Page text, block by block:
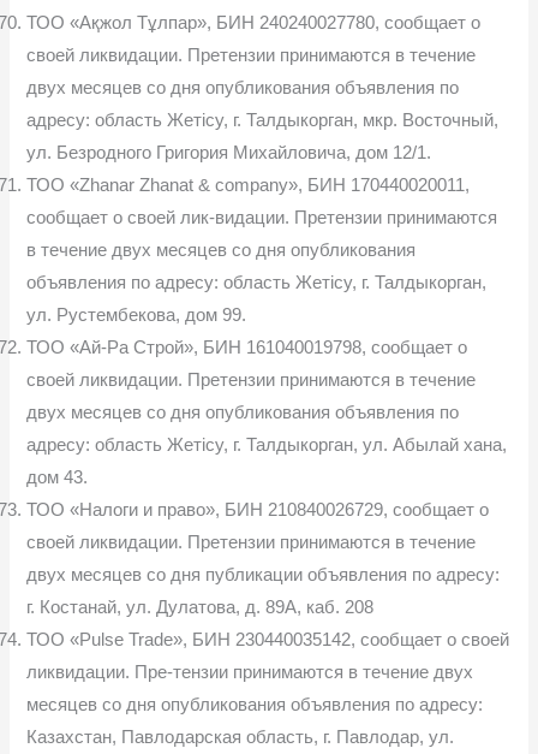
ТОО «Ақжол Тұлпар», БИН 240240027780, сообщает о
своей ликвидации. Претензии принимаются в течение
двух месяцев со дня опубликования объявления по
адресу: область Жетісу, г. Талдыкорган, мкр. Восточный,
ул. Безродного Григория Михайловича, дом 12/1.
ТОО «Zhanar Zhanat & company», БИН 170440020011,
сообщает о своей лик-видации. Претензии принимаются
в течение двух месяцев со дня опубликования
объявления по адресу: область Жетісу, г. Талдыкорган,
ул. Рустембекова, дом 99.
ТОО «Ай-Ра Строй», БИН 161040019798, сообщает о
своей ликвидации. Претензии принимаются в течение
двух месяцев со дня опубликования объявления по
адресу: область Жетісу, г. Талдыкорган, ул. Абылай хана,
дом 43.
ТОО «Налоги и право», БИН 210840026729, сообщает о
своей ликвидации. Претензии принимаются в течение
двух месяцев со дня публикации объявления по адресу:
г. Костанай, ул. Дулатова, д. 89А, каб. 208
ТОО «Pulse Trade», БИН 230440035142, сообщает о своей
ликвидации. Пре-тензии принимаются в течение двух
месяцев со дня опубликования объявления по адресу:
Казахстан, Павлодарская область, г. Павлодар, ул.